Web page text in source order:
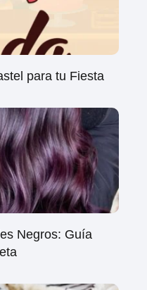
para tu Fiesta
Negros: Guía